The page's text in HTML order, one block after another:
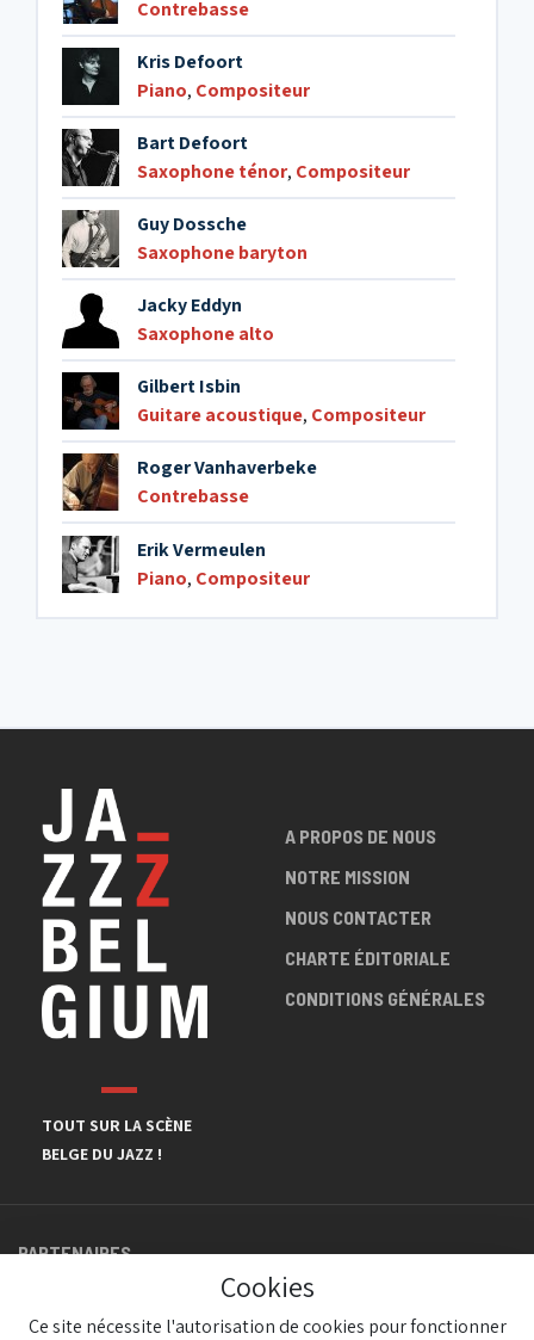
Contrebasse
Kris Defoort
Piano, Compositeur
Bart Defoort
Saxophone ténor, Compositeur
Guy Dossche
Saxophone baryton
Jacky Eddyn
Saxophone alto
Gilbert Isbin
Guitare acoustique, Compositeur
Roger Vanhaverbeke
Contrebasse
Erik Vermeulen
Piano, Compositeur
TOUT SUR LA SCÈNE
BELGE DU JAZZ !
A PROPOS DE NOUS
NOTRE MISSION
NOUS CONTACTER
CHARTE ÉDITORIALE
CONDITIONS GÉNÉRALES
PARTENAIRES
Cookies
Ce site nécessite l'autorisation de cookies pour fonctionner